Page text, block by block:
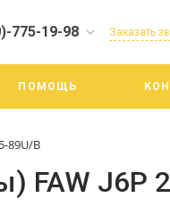
веб-сайте. Продолжая
конфиденциальности
775-19-98
ул. Троицкий
Заказать
ПОМОЩЬ
89U/B
FAW J6P